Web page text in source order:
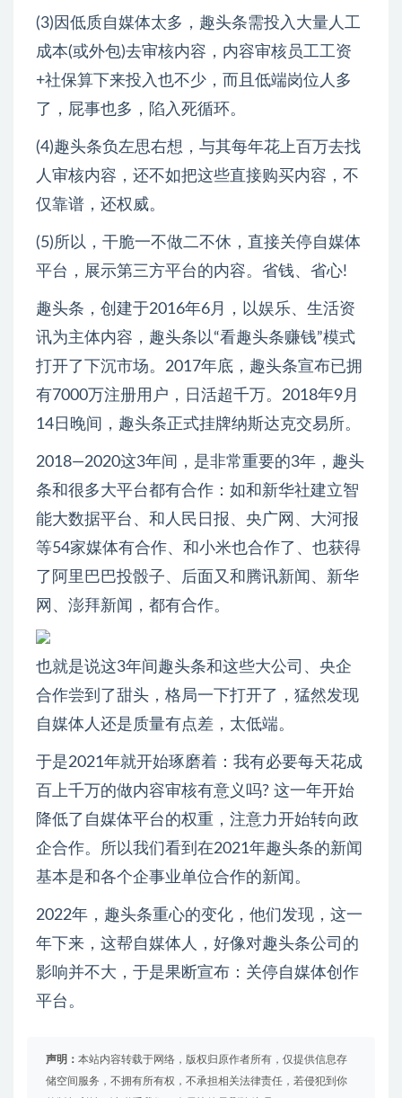
(3)因低质自媒体太多，趣头条需投入大量人工
成本(或外包)去审核内容，内容审核员工工资
+社保算下来投入也不少，而且低端岗位人多
了，屁事也多，陷入死循环。
(4)趣头条负左思右想，与其每年花上百万去找
人审核内容，还不如把这些直接购买内容，不
仅靠谱，还权威。
(5)所以，干脆一不做二不休，直接关停自媒体
平台，展示第三方平台的内容。省钱、省心!
趣头条，创建于2016年6月，以娱乐、生活资
讯为主体内容，趣头条以“看趣头条赚钱”模式
打开了下沉市场。2017年底，趣头条宣布已拥
有7000万注册用户，日活超千万。2018年9月
14日晚间，趣头条正式挂牌纳斯达克交易所。
2018—2020这3年间，是非常重要的3年，趣头
条和很多大平台都有合作：如和新华社建立智
能大数据平台、和人民日报、央广网、大河报
等54家媒体有合作、和小米也合作了、也获得
了阿里巴巴投骰子、后面又和腾讯新闻、新华
网、澎拜新闻，都有合作。
也就是说这3年间趣头条和这些大公司、央企
合作尝到了甜头，格局一下打开了，猛然发现
自媒体人还是质量有点差，太低端。
于是2021年就开始琢磨着：我有必要每天花成
百上千万的做内容审核有意义吗? 这一年开始
降低了自媒体平台的权重，注意力开始转向政
企合作。所以我们看到在2021年趣头条的新闻
基本是和各个企事业单位合作的新闻。
2022年，趣头条重心的变化，他们发现，这一
年下来，这帮自媒体人，好像对趣头条公司的
影响并不大，于是果断宣布：关停自媒体创作
平台。
声明： 本站内容转载于网络，版权归原作者所有，仅提供信息存
储空间服务，不拥有所有权，不承担相关法律责任，若侵犯到你